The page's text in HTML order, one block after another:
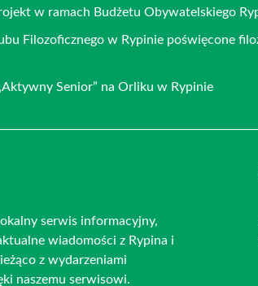
w ramach Budżetu Obywatelskiego
Filozoficznego w Rypinie poświęcone
Senior” na Orliku w Rypinie
serwis informacyjny,
wiadomości z Rypina i
z wydarzeniami
naszemu serwisowi.